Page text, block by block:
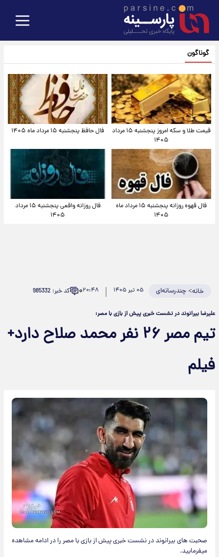
گوناگون
قیمت طلا و سکه امروز پنجشنبه ۱۵ مرداد
۱۴۰۵
فال حافظ پنجشنبه ۱۵ مرداد ماه ۱۴۰۵
فال قهوه روزانه پنجشنبه ۱۵ مرداد ماه
۱۴۰۵
فال روزانه واقعی پنجشنبه ۱۵ مرداد
۱۴۰۵
خانه> چندرسانه‌ای ۰۵ تیر ۱۴۰۵ ۲۰:۴۸۰ کد خبر: 985332
علیرضا بیرانوند در نشست خبری پیش از بازی با مصر:
تیم مصر ۲۶ نفر محمد صلاح دارد+
فیلم
صحبت های بیرانوند در نشست خبری پیش از بازی با مصر را در ادامه مشاهده
میفرمایید.